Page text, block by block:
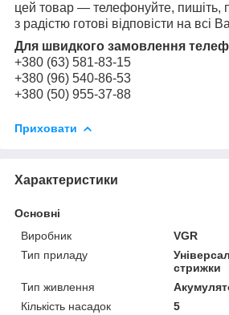
цей товар — телефонуйте, пишіть,
з радістю готові відповісти на всі
Для швидкого замовлення
+380 (63) 581-83-15
+380 (96) 540-86-53
+380 (50) 955-37-88
Приховати
Характеристики
Основні
Виробник
VGR
Тип приладу
стрижки
Тип живлення
Кількість насадок
5